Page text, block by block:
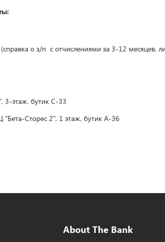
о з/п с отчислениями за 3-12 месяцев,
3-этаж, бутик С-33
"Бета-Сторес 2", 1 этаж, бутик А-36
About The Bank